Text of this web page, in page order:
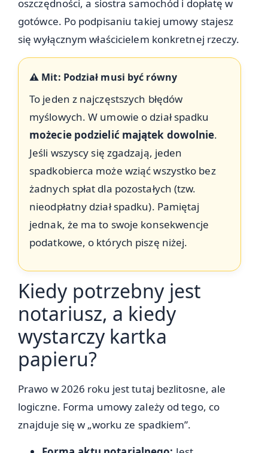
oszczędności, a siostra samochód i dopłatę w
gotówce. Po podpisaniu takiej umowy stajesz
się wyłącznym właścicielem konkretnej rzeczy.
⚠️ Mit: Podział musi być równy
To jeden z najczęstszych błędów
myślowych. W umowie o dział spadku
możecie podzielić majątek dowolnie.
Jeśli wszyscy się zgadzają, jeden
spadkobierca może wziąć wszystko bez
żadnych spłat dla pozostałych (tzw.
nieodpłatny dział spadku). Pamiętaj
jednak, że ma to swoje konsekwencje
podatkowe, o których piszę niżej.
Kiedy potrzebny jest
notariusz, a kiedy
wystarczy kartka
papieru?
Prawo w 2026 roku jest tutaj bezlitosne, ale
logiczne. Forma umowy zależy od tego, co
znajduje się w „worku ze spadkiem”.